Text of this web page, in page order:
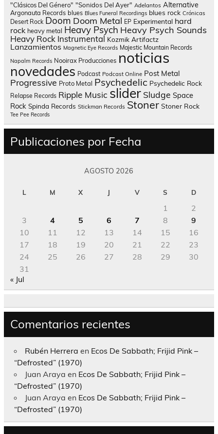
"Clásicos Del Género" "Sonidos Del Ayer" Adelantos Alternative
Argonauta Records blues Blues Funeral Recordings blues rock Crónicas
Desert Rock Doom Doom Metal EP Experimental hard
rock heavy metal Heavy Psych Heavy Psych Sounds
Heavy Rock Instrumental Kozmik Artifactz
Lanzamientos Magnetic Eye Records Majestic Mountain Records
Napalm Records Nooirax Producciones noticias
novedades Podcast Podcast Online Post Metal
Progressive Proto Metal Psychedelic Psychedelic Rock
Relapse Records Ripple Music slider Sludge Space
Rock Spinda Records Stickman Records Stoner Stoner Rock
Tee Pee Records
Publicaciones por Fecha
AGOSTO 2026
L M X J V S D
1
2
3
4 5 6 7 8
9
10
11 12 13 14 15
16
17
18 19 20 21 22
23
24
25 26 27 28 29
30
31
« Jul
Comentarios recientes
Rubén Herrera en Ecos De Sabbath; Frijid Pink –
“Defrosted” (1970)
Juan Araya en Ecos De Sabbath; Frijid Pink –
“Defrosted” (1970)
Juan Araya en Ecos De Sabbath; Frijid Pink –
“Defrosted” (1970)